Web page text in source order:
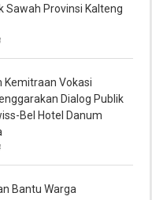
Sawah Provinsi Kalteng
Kemitraan Vokasi
Dialog Publik
Bel Hotel Danum
Bantu Warga